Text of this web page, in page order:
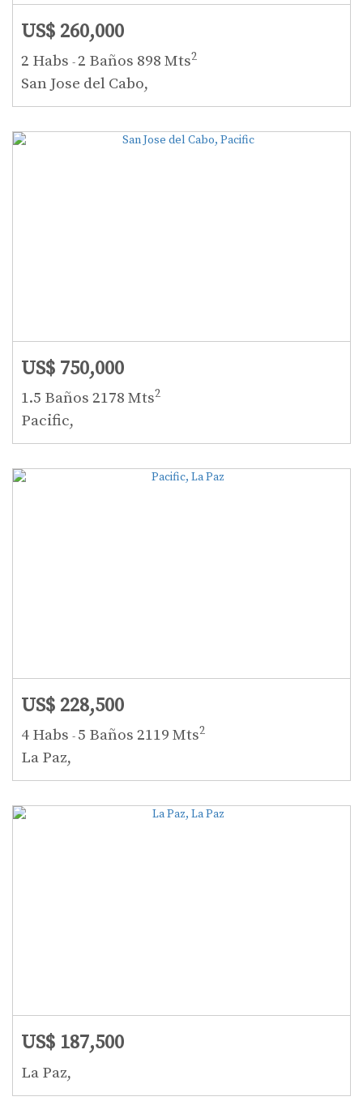
US$ 260,000
2 Habs -2 Baños 898 Mts2
San Jose del Cabo,
US$ 750,000
1.5 Baños 2178 Mts2
Pacific,
US$ 228,500
4 Habs - 5 Baños 2119 Mts2
La Paz,
US$ 187,500
La Paz,